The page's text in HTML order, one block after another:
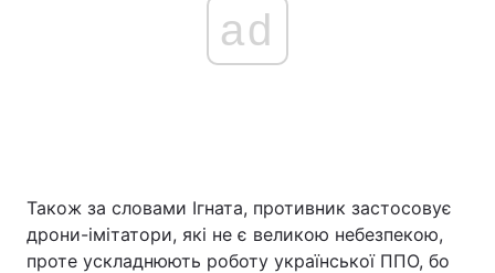
ad
Також за словами Ігната, противник застосовує
дрони-імітатори, які не є великою небезпекою,
проте ускладнюють роботу української ППО, бо